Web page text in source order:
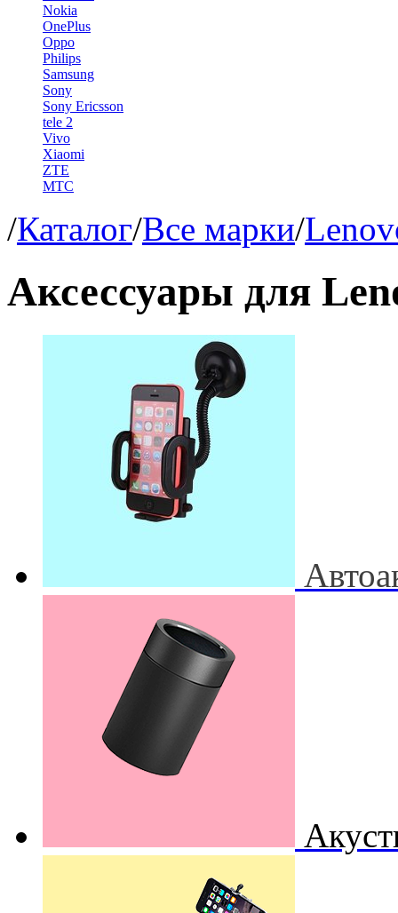
Nokia
OnePlus
Oppo
Philips
Samsung
Sony
Sony Ericsson
tele 2
Vivo
Xiaomi
ZTE
МТС
/Каталог/Все марки/
Аксессуары для